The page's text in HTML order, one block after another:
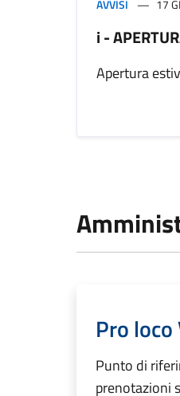
AVVISI 17
i -
Apertura
Pro
Punto di
prenotazioni